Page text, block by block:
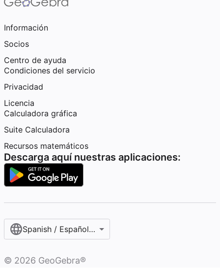
Información
Socios
Centro de ayuda
Condiciones del servicio
Privacidad
Licencia
Calculadora gráfica
Suite Calculadora
Recursos matemáticos
Descarga aquí nuestras aplicaciones:
Spanish / Español (internacional)
© 2026 GeoGebra®